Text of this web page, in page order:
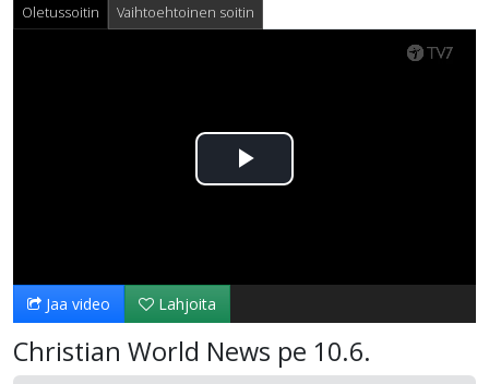
Oletussoitin Vaihtoehtoinen soitin
Toista
Jaa video Lahjoita
Christian World News pe 10.6.